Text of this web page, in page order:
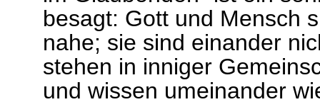
besagt: Gott und Mensch
nahe; sie sind einander
stehen in inniger
und wissen umeinander